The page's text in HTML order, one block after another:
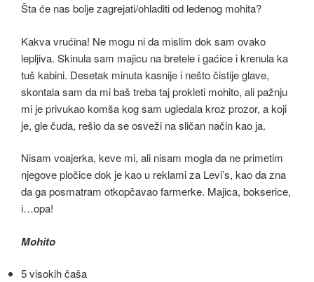
Šta će nas bolje zagrejati/ohladiti od ledenog mohita?
Kakva vrućina! Ne mogu ni da mislim dok sam ovako
lepljiva. Skinula sam majicu na bretele i gaćice i krenula ka
tuš kabini. Desetak minuta kasnije i nešto čistije glave,
skontala sam da mi baš treba taj prokleti mohito, ali pažnju
mi je privukao komša kog sam ugledala kroz prozor, a koji
je, gle čuda, rešio da se osveži na sličan način kao ja.
Nisam voajerka, keve mi, ali nisam mogla da ne primetim
njegove pločice dok je kao u reklami za Levi’s, kao da zna
da ga posmatram otkopčavao farmerke. Majica, bokserice,
i…opa!
Mohito
5 visokih čaša